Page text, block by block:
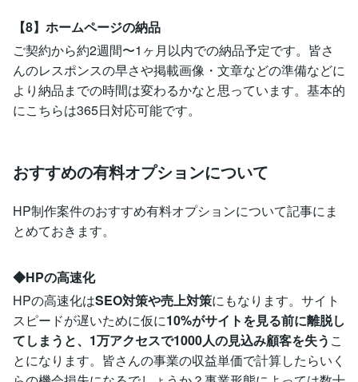
【8】ホームページの納品
ご契約から約2週間〜1ヶ月以内での納品予定です。皆さ
んのレスポンスの早さや掲載画像・文章などの準備などに
より納品までの時間は変わるかなと思っています。基本的
にこちらは365日対応可能です。
おすすめの有料オプションについて
HP制作案件のおすすめ有料オプションについて記事にま
とめておきます。
◆HPの高速化
HPの高速化はSEO対策や売上対策にもなります。サイト
スピードが遅いために仮に10%がサイトを見る前に離脱し
てしまうと、1万アクセスで1000人の見込み顧客を失う こ
とになります。皆さんの事業の収益単価で計算したらいく